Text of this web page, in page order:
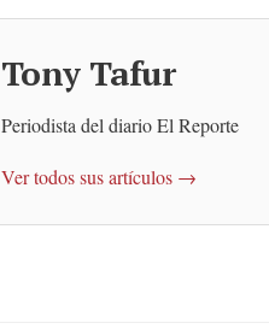
Tony Tafur
Periodista del diario El Reporte
Ver todos sus artículos →